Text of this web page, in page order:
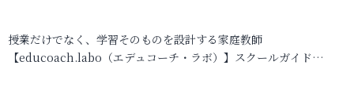
授業だけでなく、学習そのものを設計する家庭教師
【educoach.labo（エデュコーチ・ラボ）】スクールガイド…